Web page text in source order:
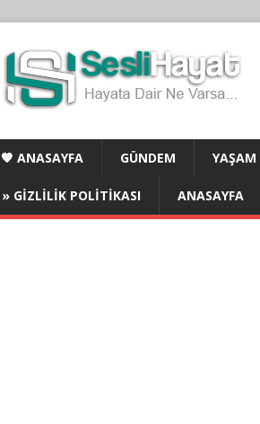
🧡 ANASAYFA GÜNDEM YAŞAM
» GIZLILIK POLITIKASI ANASAYFA